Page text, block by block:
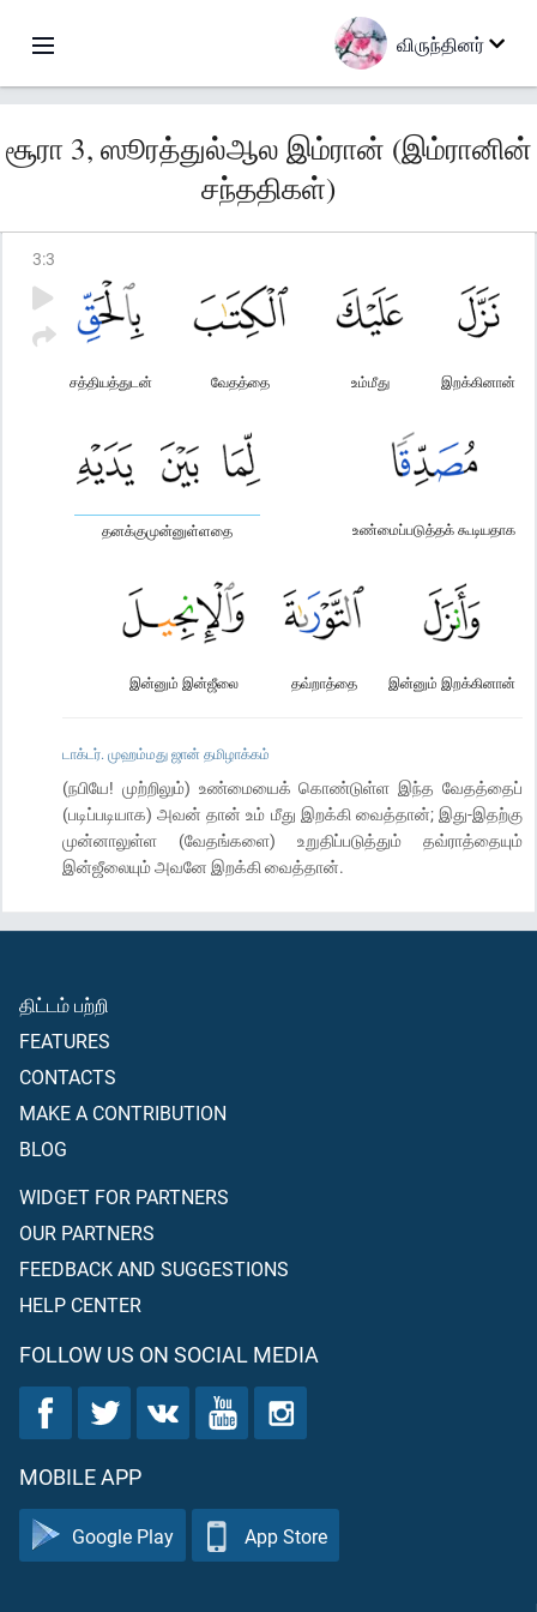
விருந்தினர்
சூரா 3, ஸூரத்துல்ஆல இம்ரான் (இம்ரானின்
சந்ததிகள்)
3:3
இறக்கினான்
உம்மீது
வேதத்தை
சத்தியத்துடன்
உண்மைப்படுத்தக் கூடியதாக
தனக்குமுன்னுள்ளதை
இன்னும் இறக்கினான்
தவ்றாத்தை
இன்னும் இன்ஜீலை
டாக்டர். முஹம்மது ஜான் தமிழாக்கம்
(நபியே! முற்றிலும்) உண்மையைக் கொண்டுள்ள இந்த வேதத்தைப்
(படிப்படியாக) அவன் தான் உம் மீது இறக்கி வைத்தான்; இது-இதற்கு
முன்னாலுள்ள (வேதங்களை) உறுதிப்படுத்தும் தவ்ராத்தையும்
இன்ஜீலையும் அவனே இறக்கி வைத்தான்.
திட்டம் பற்றி
FEATURES
CONTACTS
MAKE A CONTRIBUTION
BLOG
WIDGET FOR PARTNERS
OUR PARTNERS
FEEDBACK AND SUGGESTIONS
HELP CENTER
FOLLOW US ON SOCIAL MEDIA
MOBILE APP
Google Play App Store